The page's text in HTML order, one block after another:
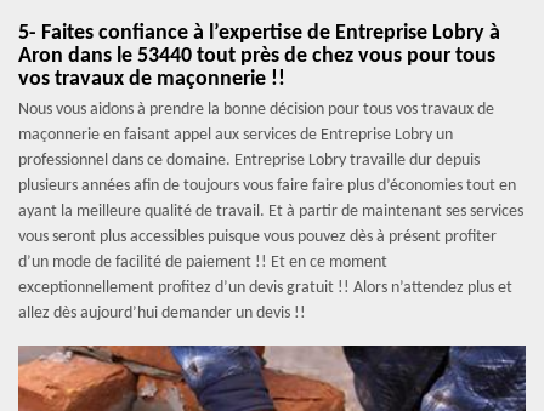
5- Faites confiance à l’expertise de Entreprise Lobry à
Aron dans le 53440 tout près de chez vous pour tous
vos travaux de maçonnerie !!
Nous vous aidons à prendre la bonne décision pour tous vos travaux de
maçonnerie en faisant appel aux services de Entreprise Lobry un
professionnel dans ce domaine. Entreprise Lobry travaille dur depuis
plusieurs années afin de toujours vous faire faire plus d’économies tout en
ayant la meilleure qualité de travail. Et à partir de maintenant ses services
vous seront plus accessibles puisque vous pouvez dès à présent profiter
d’un mode de facilité de paiement !! Et en ce moment
exceptionnellement profitez d’un devis gratuit !! Alors n’attendez plus et
allez dès aujourd’hui demander un devis !!